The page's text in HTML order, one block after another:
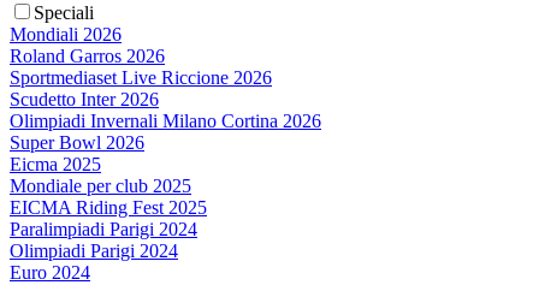
Speciali
Mondiali 2026
Roland Garros 2026
Sportmediaset Live Riccione 2026
Scudetto Inter 2026
Olimpiadi Invernali Milano Cortina 2026
Super Bowl 2026
Eicma 2025
Mondiale per club 2025
EICMA Riding Fest 2025
Paralimpiadi Parigi 2024
Olimpiadi Parigi 2024
Euro 2024